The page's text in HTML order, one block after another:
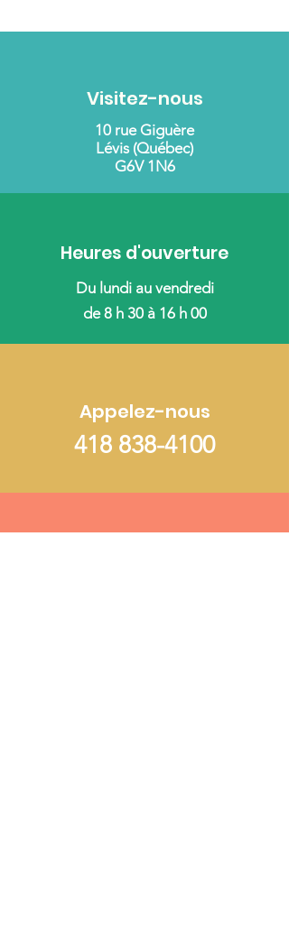
Visitez-nous
10 rue Giguère
Lévis (Québec)
G6V 1N6
Heures d'ouverture
Du lundi au vendredi
de 8 h 30 à 16 h 00
Appelez-nous
418 838-4100